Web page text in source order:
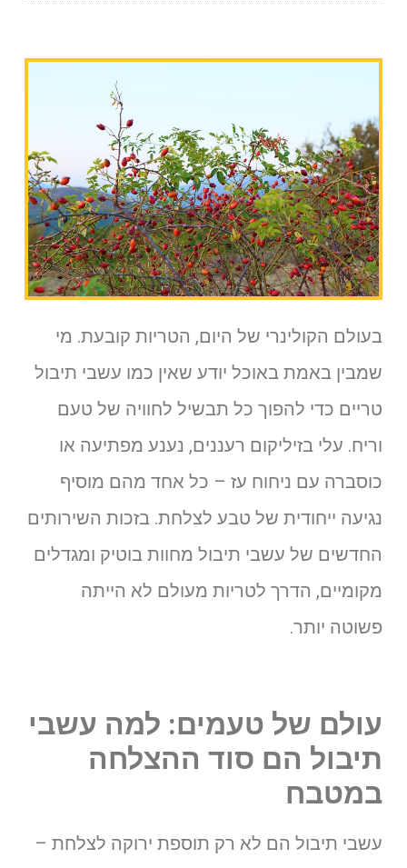
בעולם הקולינרי של היום, הטריות קובעת. מי
שמבין באמת באוכל יודע שאין כמו עשבי תיבול
טריים כדי להפוך כל תבשיל לחוויה של טעם
וריח. עלי בזיליקום רעננים, נענע מפתיעה או
כוסברה עם ניחוח עז – כל אחד מהם מוסיף
נגיעה ייחודית של טבע לצלחת. בזכות השירותים
החדשים של עשבי תיבול מחוות בוטיק ומגדלים
מקומיים, הדרך לטריות מעולם לא הייתה
פשוטה יותר.
עולם של טעמים: למה עשבי
תיבול הם סוד ההצלחה
במטבח
עשבי תיבול הם לא רק תוספת ירוקה לצלחת –